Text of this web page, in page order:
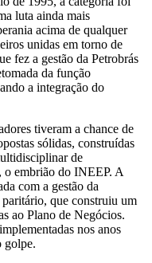
luta ainda mais
acima de qualquer
unidas em torno de
fez a gestão da Petrobrás
da função
a integração do
tiveram a chance de
sólidas, construídas
de
o embrião do INEEP. A
com a gestão da
que construiu um
ao Plano de Negócios.
nos anos
golpe.